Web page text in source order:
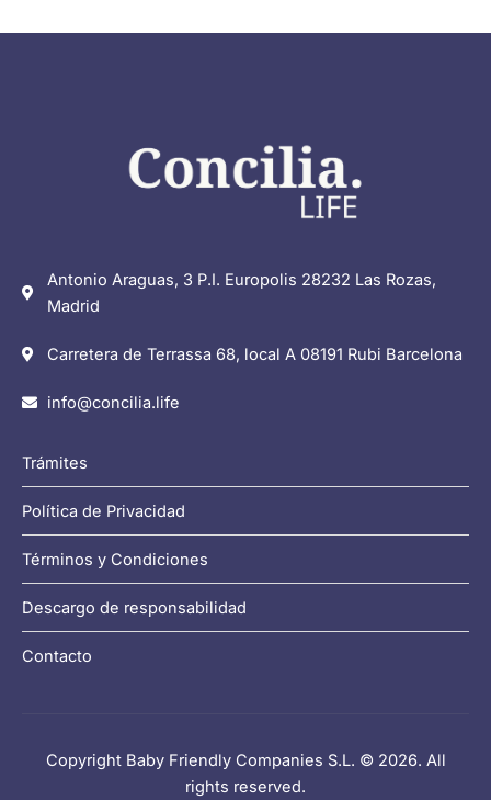
Antonio Araguas, 3 P.I. Europolis 28232 Las Rozas,
Madrid
Carretera de Terrassa 68, local A 08191 Rubi Barcelona
info@concilia.life
Trámites
Política de Privacidad
Términos y Condiciones
Descargo de responsabilidad
Contacto
Copyright Baby Friendly Companies S.L. © 2026. All
rights reserved.